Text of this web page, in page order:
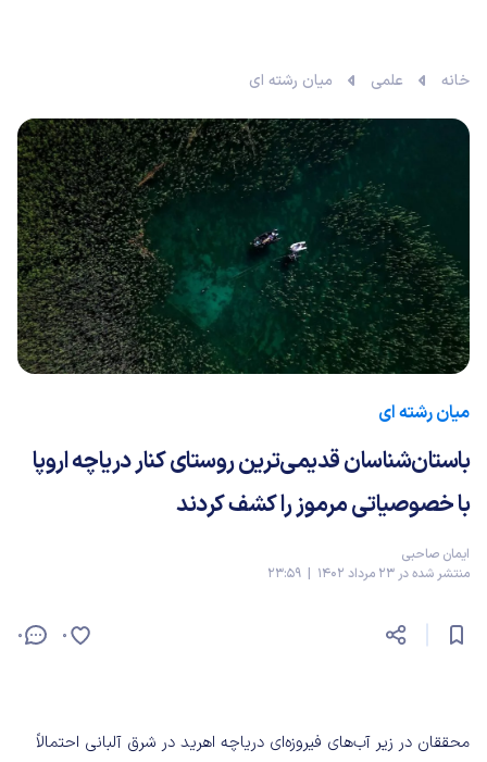
خانه علمی میان رشته ای
میان رشته ای
باستان‌شناسان قدیمی‌ترین روستای کنار دریاچه اروپا
با خصوصیاتی مرموز را کشف کردند
ایمان صاحبی
منتشر شده در 23 مرداد 1402 | 23:59
0 0
محققان در زیر آب‌های فیروزه‌ای دریاچه اهرید در شرق آلبانی احتمالاً